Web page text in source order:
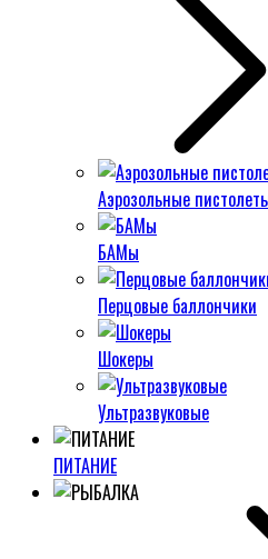
Аэрозольные
БАМы
Перцовые баллончики
Шокеры
Ультразвуковые
ПИТАНИЕ